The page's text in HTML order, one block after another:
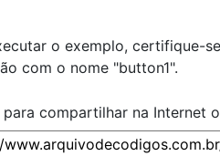
o exemplo, certifique-
com o nome "button1".
para compartilhar na Internet